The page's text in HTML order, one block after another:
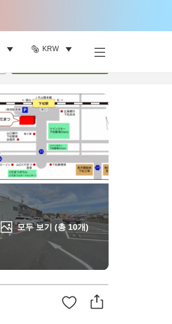
KRW
모두 보기 (총10개)